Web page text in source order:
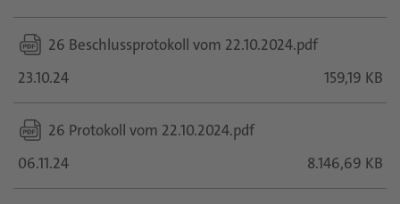
26 Beschlussprotokoll vom 22.10.2024.pdf
23.10.24
159,19 KB
26 Protokoll vom 22.10.2024.pdf
06.11.24
8.146,69 KB